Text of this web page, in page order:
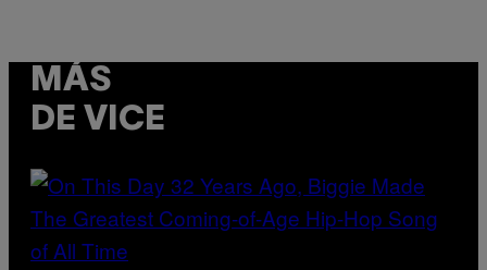
MÁS
DE VICE